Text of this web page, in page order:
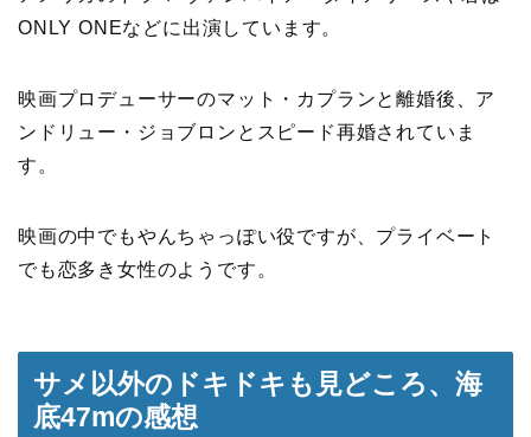
ONLY ONEなどに出演しています。
映画プロデューサーのマット・カプランと離婚後、ア
ンドリュー・ジョブロンとスピード再婚されていま
す。
映画の中でもやんちゃっぽい役ですが、プライベート
でも恋多き女性のようです。
サメ以外のドキドキも見どころ、海
底47mの感想